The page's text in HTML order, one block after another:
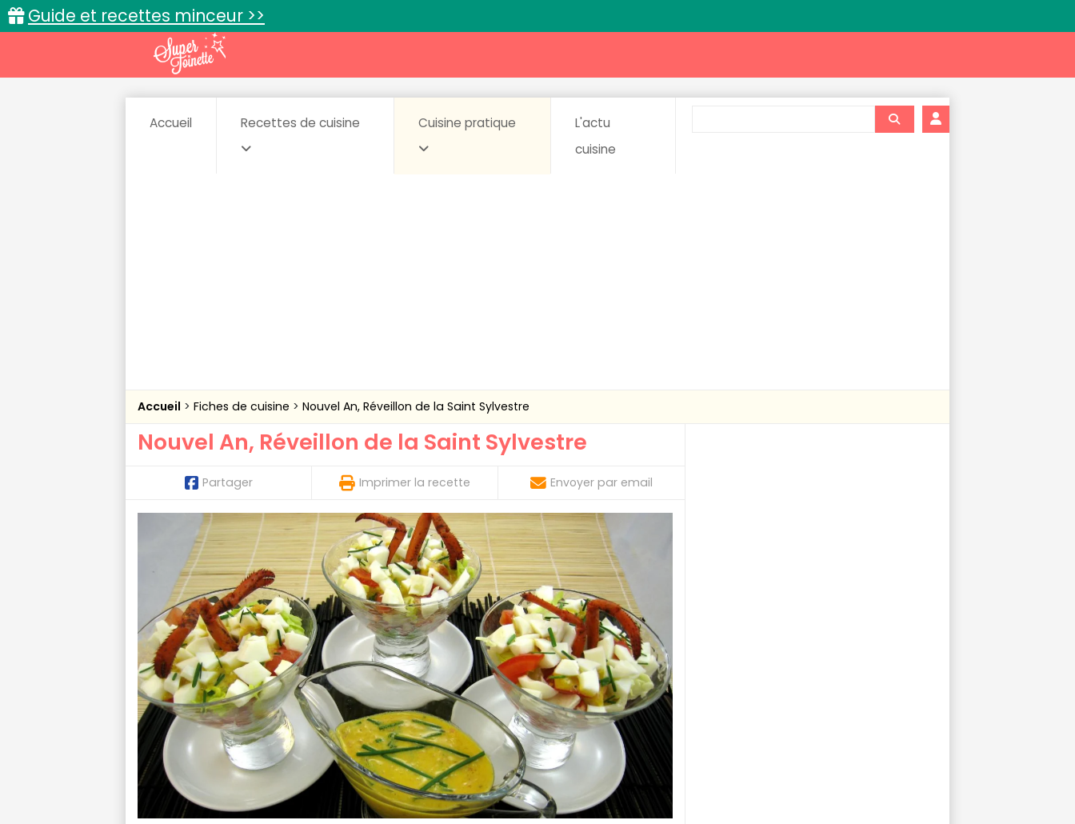
Guide et recettes minceur >>
Accueil Recettes de cuisine Cuisine pratique
L'actu
cuisine
Accueil Fiches de cuisine Nouvel An, Réveillon de la Saint Sylvestre
Nouvel An, Réveillon de la Saint Sylvestre
Partager Imprimer la recette Envoyer par email